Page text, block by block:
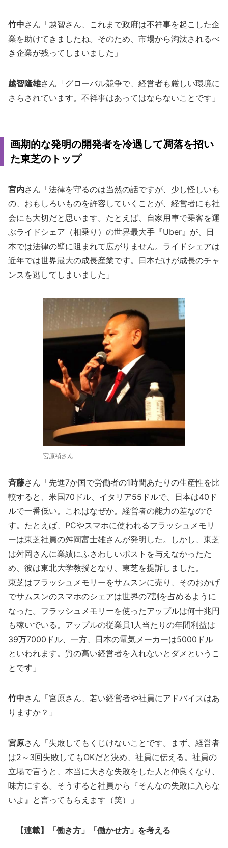
竹中さん「越智さん、これまで政府は不祥事を起こした企
業を助けてきましたね。そのため、市場から淘汰されるべ
き企業が残ってしまいました」
越智隆雄さん「グローバル競争で、経営者も厳しい環境に
さらされています。不祥事はあってはならないことです」
画期的な発明の開発者を冷遇して凋落を招い
た東芝のトップ
宮内さん「法律を守るのは当然の話ですが、少し怪しいも
の、おもしろいものを許容していくことが、経営者にも社
会にも大切だと思います。たとえば、自家用車で乗客を運
ぶライドシェア（相乗り）の世界最大手『Uber』が、日
本では法律の壁に阻まれて広がりません。ライドシェアは
近年では世界最大の成長産業です。日本だけが成長のチャ
ンスを逃してしまいました」
宮原禎さん
斉藤さん「先進7か国で労働者の1時間あたりの生産性を比
較すると、米国70ドル、イタリア55ドルで、日本は40ド
ルで一番低い。これはなぜか。経営者の能力の差なので
す。たとえば、PCやスマホに使われるフラッシュメモリ
ーは東芝社員の舛岡富士雄さんが発明した。しかし、東芝
は舛岡さんに業績にふさわしいポストを与えなかったた
め、彼は東北大学教授となり、東芝を提訴しました。
東芝はフラッシュメモリーをサムスンに売り、そのおかげ
でサムスンのスマホのシェアは世界の7割を占めるように
なった。フラッシュメモリーを使ったアップルは何十兆円
も稼いでいる。アップルの従業員1人当たりの年間利益は
39万7000ドル、一方、日本の電気メーカーは5000ドル
といわれます。質の高い経営者を入れないとダメというこ
とです」
竹中さん「宮原さん、若い経営者や社員にアドバイスはあ
りますか？」
宮原さん「失敗してもくじけないことです。まず、経営者
は2～3回失敗してもOKだと決め、社員に伝える。社員の
立場で言うと、本当に大きな失敗をした人と仲良くなり、
味方にする。そうすると社員から『そんなの失敗に入らな
いよ』と言ってもらえます（笑）」
【連載】「働き方」「働かせ方」を考える